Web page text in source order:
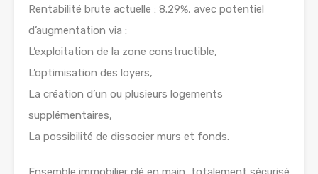
Rentabilité brute actuelle : 8.29%, avec potentiel
d’augmentation via :
L’exploitation de la zone constructible,
L’optimisation des loyers,
La création d’un ou plusieurs logements
supplémentaires,
La possibilité de dissocier murs et fonds.